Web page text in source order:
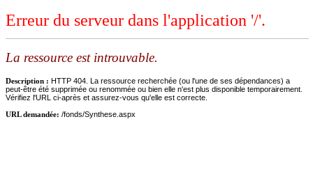
Erreur du serveur dans l'application '/'.
La ressource est introuvable.
Description : HTTP 404. La ressource recherchée (ou l'une de ses dépendances) a
peut-être été supprimée ou renommée ou bien elle n'est plus disponible temporairement.
Vérifiez l'URL ci-après et assurez-vous qu'elle est correcte.
URL demandée: /fonds/Synthese.aspx